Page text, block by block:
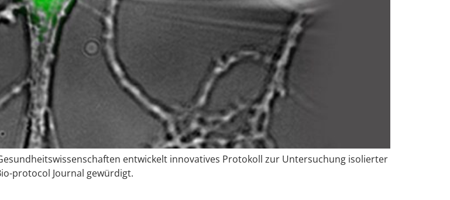
entwickelt innovatives Protokoll zur Untersuchung isolierter
protocol Journal gewürdigt.